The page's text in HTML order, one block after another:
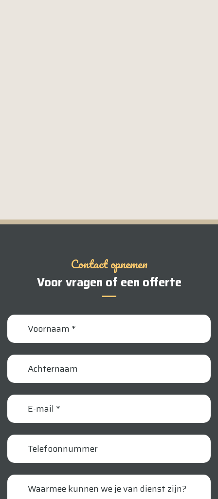
Contact opnemen
Voor vragen of een offerte
voornaam
achternaam
email
telefoonnummer
vraag